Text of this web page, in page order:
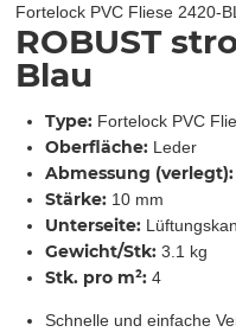
Fortelock PVC Fliese 2420-
ROBUST
Blau
Type: Fortelock PVC
Oberfläche: Leder
Abmessung (verlegt):
Stärke: 10 mm
Unterseite:
Gewicht/Stk: 3.1 kg
Stk. pro m²: 4
Schnelle und einfache